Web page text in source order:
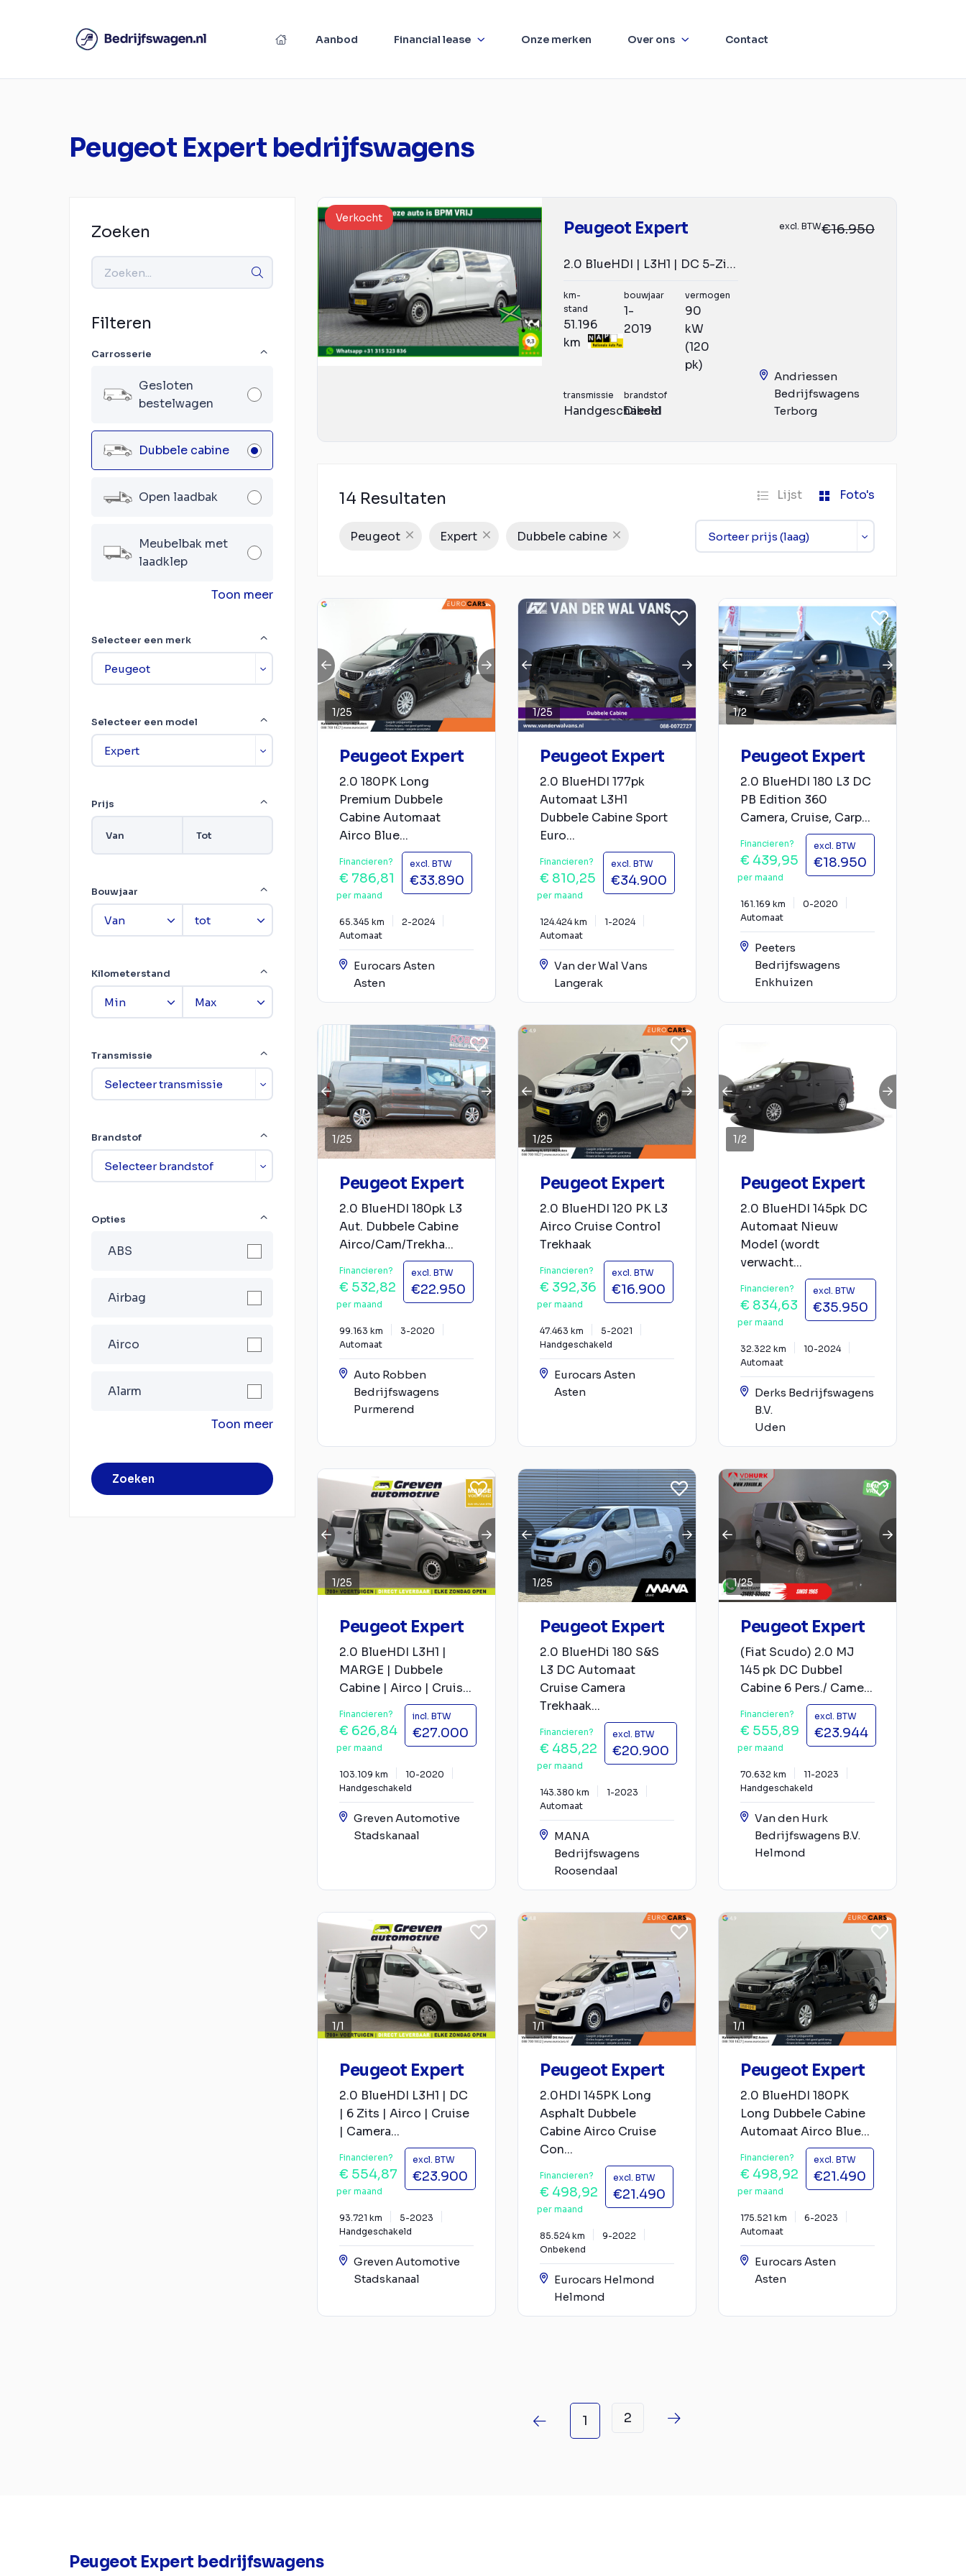
Aanbod Financial lease Onze merken Over ons Contact
Peugeot Expert bedrijfswagens
Zoeken
Filteren
Carrosserie
Gesloten
bestelwagen
Dubbele cabine
Open laadbak
Meubelbak met
laadklep
Toon meer
Selecteer een merk
Selecteer een model
Prijs
Van Tot
Bouwjaar
Kilometerstand
Transmissie
Brandstof
Opties
ABS
Airbag
Airco
Alarm
Toon meer
Zoeken
Verkocht
Peugeot Expert
2.0 BlueHDI | L3H1 | DC 5-Zits | CarPlay | Navi | Cruise...
excl. BTW€16.950
km-
stand
51.196
km
bouwjaar
1-
2019
vermogen
90
kW
(120
pk)
transmissie
Handgeschakeld
brandstof
Diesel
Andriessen
Bedrijfswagens
Terborg
14 Resultaten Lijst Foto's
Peugeot Expert Dubbele cabine
1/25
Peugeot Expert
2.0 180PK Long
Premium Dubbele
Cabine Automaat
Airco Blue...
Financieren?
€ 786,81
per maand
excl. BTW
€33.890
65.345 km
2-2024
Automaat
Eurocars Asten
Asten
1/25
Peugeot Expert
2.0 BlueHDI 177pk
Automaat L3H1
Dubbele Cabine Sport
Euro...
Financieren?
€ 810,25
per maand
excl. BTW
€34.900
124.424 km
1-2024
Automaat
Van der Wal Vans
Langerak
1/2
Peugeot Expert
2.0 BlueHDI 180 L3 DC
PB Edition 360
Camera, Cruise, Carp...
Financieren?
€ 439,95
per maand
excl. BTW
€18.950
161.169 km
0-2020
Automaat
Peeters
Bedrijfswagens
Enkhuizen
1/25
Peugeot Expert
2.0 BlueHDI 180pk L3
Aut. Dubbele Cabine
Airco/Cam/Trekha...
Financieren?
€ 532,82
per maand
excl. BTW
€22.950
99.163 km
3-2020
Automaat
Auto Robben
Bedrijfswagens
Purmerend
1/25
Peugeot Expert
2.0 BlueHDI 120 PK L3
Airco Cruise Control
Trekhaak
Financieren?
€ 392,36
per maand
excl. BTW
€16.900
47.463 km
5-2021
Handgeschakeld
Eurocars Asten
Asten
1/2
Peugeot Expert
2.0 BlueHDI 145pk DC
Automaat Nieuw
Model (wordt
verwacht...
Financieren?
€ 834,63
per maand
excl. BTW
€35.950
32.322 km
10-2024
Automaat
Derks Bedrijfswagens
B.V.
Uden
1/25
Peugeot Expert
2.0 BlueHDI L3H1 |
MARGE | Dubbele
Cabine | Airco | Cruis...
Financieren?
€ 626,84
per maand
incl. BTW
€27.000
103.109 km
10-2020
Handgeschakeld
Greven Automotive
Stadskanaal
1/25
Peugeot Expert
2.0 BlueHDi 180 S&S
L3 DC Automaat
Cruise Camera
Trekhaak...
Financieren?
€ 485,22
per maand
excl. BTW
€20.900
143.380 km
1-2023
Automaat
MANA
Bedrijfswagens
Roosendaal
1/25
Peugeot Expert
(Fiat Scudo) 2.0 MJ
145 pk DC Dubbel
Cabine 6 Pers./ Came...
Financieren?
€ 555,89
per maand
excl. BTW
€23.944
70.632 km
11-2023
Handgeschakeld
Van den Hurk
Bedrijfswagens B.V.
Helmond
1/1
Peugeot Expert
2.0 BlueHDI L3H1 | DC
| 6 Zits | Airco | Cruise
| Camera...
Financieren?
€ 554,87
per maand
excl. BTW
€23.900
93.721 km
5-2023
Handgeschakeld
Greven Automotive
Stadskanaal
1/1
Peugeot Expert
2.0HDI 145PK Long
Asphalt Dubbele
Cabine Airco Cruise
Con...
Financieren?
€ 498,92
per maand
excl. BTW
€21.490
85.524 km
9-2022
Onbekend
Eurocars Helmond
Helmond
1/1
Peugeot Expert
2.0 BlueHDI 180PK
Long Dubbele Cabine
Automaat Airco Blue...
Financieren?
€ 498,92
per maand
excl. BTW
€21.490
175.521 km
6-2023
Automaat
Eurocars Asten
Asten
1 2
Peugeot Expert bedrijfswagens